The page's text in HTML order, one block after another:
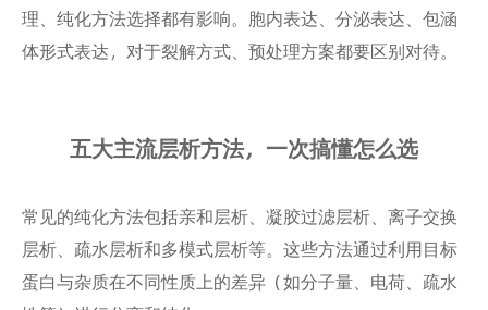
理、纯化方法选择都有影响。胞内表达、分泌表达、包涵
体形式表达，对于裂解方式、预处理方案都要区别对待。
五大主流层析方法，一次搞懂怎么选
常见的纯化方法包括亲和层析、凝胶过滤层析、离子交换
层析、疏水层析和多模式层析等。这些方法通过利用目标
蛋白与杂质在不同性质上的差异（如分子量、电荷、疏水